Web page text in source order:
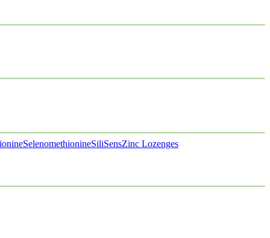
SelenomethionineSiliSensZinc Lozenges